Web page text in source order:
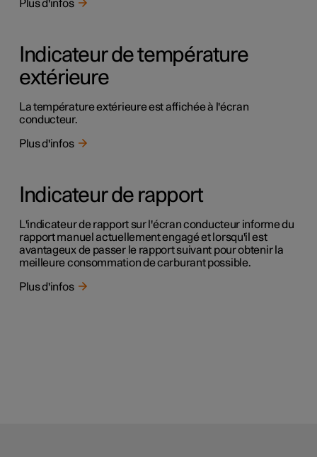
Plus d'infos
Indicateur de température
extérieure
La température extérieure est affichée à l'écran
conducteur.
Plus d'infos
Indicateur de rapport
L'indicateur de rapport sur l'écran conducteur informe du
rapport manuel actuellement engagé et lorsqu'il est
avantageux de passer le rapport suivant pour obtenir la
meilleure consommation de carburant possible.
Plus d'infos